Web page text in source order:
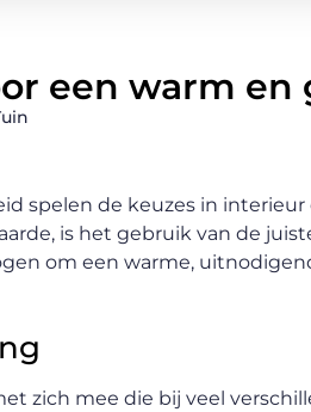
een warm en
spelen de keuzes in interieur
is het gebruik van de
om een warme,
zich mee die bij veel